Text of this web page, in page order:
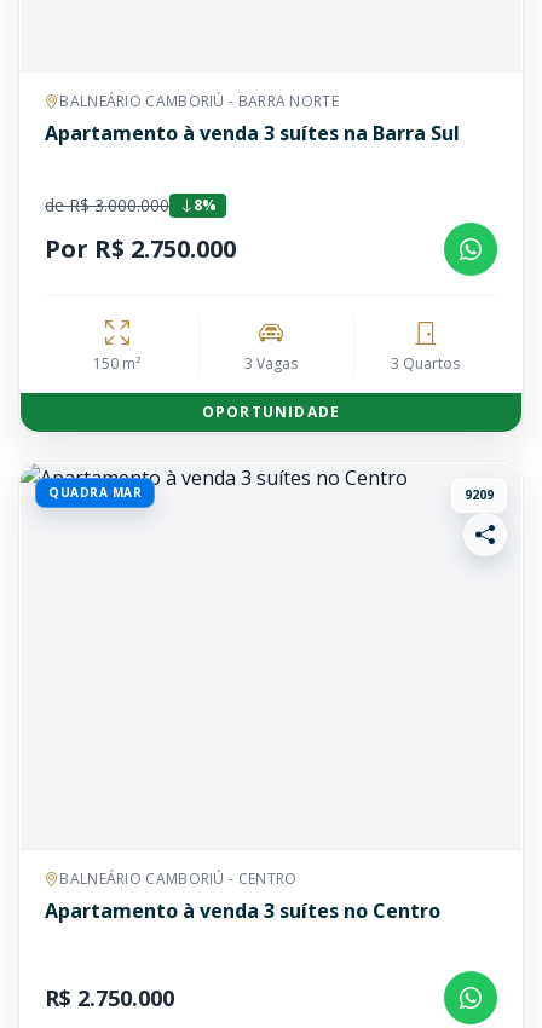
BALNEÁRIO CAMBORIÚ - BARRA NORTE
Apartamento à venda 3 suítes na Barra Sul
de R$ 3.000.000 8%
Por R$ 2.750.000
150 m² 3 Vagas 3 Quartos
OPORTUNIDADE
QUADRA MAR 9209
BALNEÁRIO CAMBORIÚ - CENTRO
Apartamento à venda 3 suítes no Centro
R$ 2.750.000